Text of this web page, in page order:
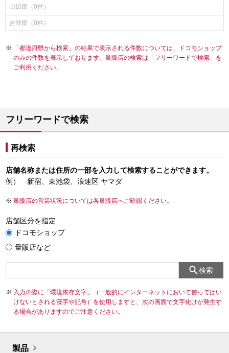
山辺郡（0件）
吉野郡（0件）
「都道府県から検索」の結果で表示される件数については、ドコモショップ
のみの件数を表示しております。量販店の検索は「フリーワードで検索」を
ご利用ください。
フリーワードで検索
再検索
店舗名称または住所の一部を入力して検索することができます。
例） 新宿、東池袋、浪速区 ヤマダ
量販店の営業状況については各量販店へご確認ください。
店舗区分を指定
ドコモショップ
量販店など
検索
入力の際に「環境依存文字」（一般的にインターネットにおいて使ってはい
けないとされる漢字や記号）を使用しますと、次の画面で文字化けが発生す
る場合がありますのでご注意ください。
製品